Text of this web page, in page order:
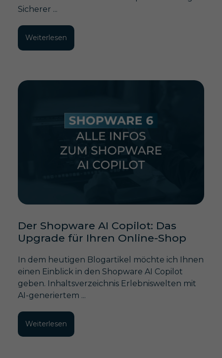
Sicherer ...
Weiterlesen
Der Shopware AI Copilot: Das
Upgrade für Ihren Online-Shop
In dem heutigen Blogartikel möchte ich Ihnen
einen Einblick in den Shopware AI Copilot
geben. Inhaltsverzeichnis Erlebniswelten mit
AI-generiertem ...
Weiterlesen